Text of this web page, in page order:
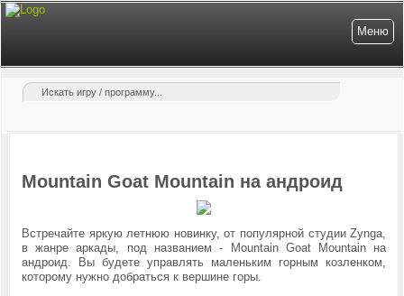
Меню
Mountain Goat Mountain на андроид
Встречайте яркую летнюю новинку, от популярной студии Zynga,
в жанре аркады, под названием - Mountain Goat Mountain на
андроид. Вы будете управлять маленьким горным козленком,
которому нужно добраться к вершине горы.